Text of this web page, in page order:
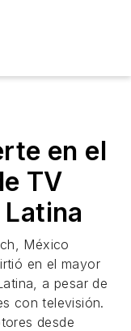
en el
TV
México
en el mayor
a pesar de
con televisión.
desde